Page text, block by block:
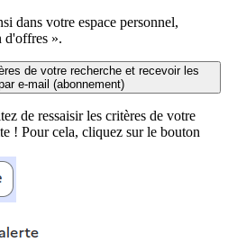
dans votre espace personnel,
d'offres ».
de votre recherche et recevoir les
e-mail (abonnement)
de ressaisir les critères de votre
! Pour cela, cliquez sur le bouton